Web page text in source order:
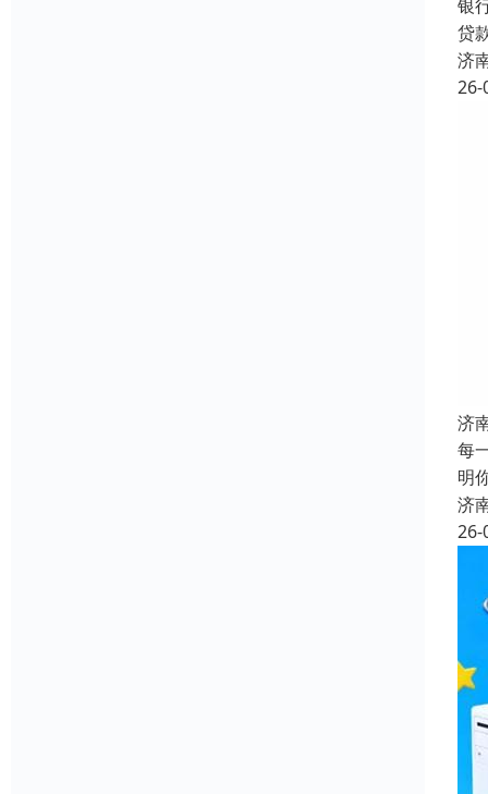
银
贷
济
26-
济
每
明
济
26-